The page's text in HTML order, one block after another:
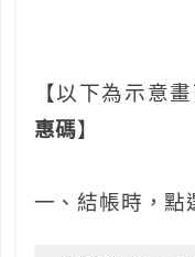
【以下為示意
惠碼】
一、結帳時，點